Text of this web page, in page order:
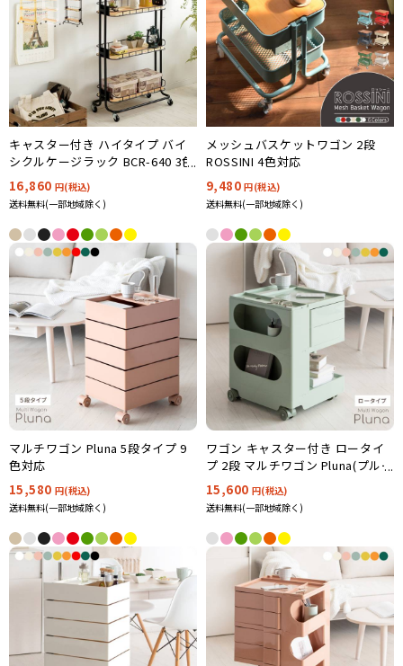
キャスター付き ハイタイプ バイ
シクルケージラック BCR-640 3色
対応
16,860 円(税込)
送料無料(一部地域除く)
メッシュバスケットワゴン 2段
ROSSINI 4色対応
9,480円(税込)
送料無料(一部地域除く)
マルチワゴン Pluna 5段タイプ 9
色対応
15,580 円(税込)
送料無料(一部地域除く)
ワゴン キャスター付き ロータイ
プ 2段 マルチワゴン Pluna(プルー
ナ) WG-H004 7色対応
15,600 円(税込)
送料無料(一部地域除く)